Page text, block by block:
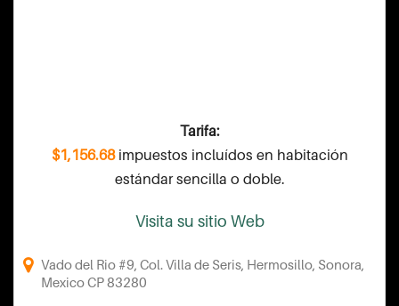
Tarifa:
$1,156.68impuestos incluídos en habitación
estándar sencilla o doble.
Visita su sitio Web
Vado del Rio #9, Col. Villa de Seris, Hermosillo, Sonora,
Mexico CP 83280